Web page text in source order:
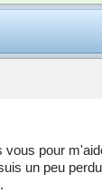
vous pour
un peu